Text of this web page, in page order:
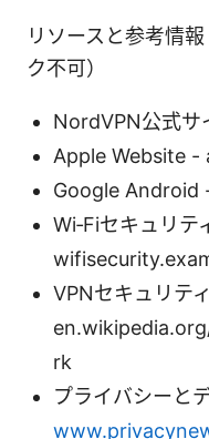
リソースと参考情
ク不可）
NordVPN公式
Apple Website -
Google Android
Wi‑Fiセキュリテ
VPNセキュリテ
rk
プライバシーと